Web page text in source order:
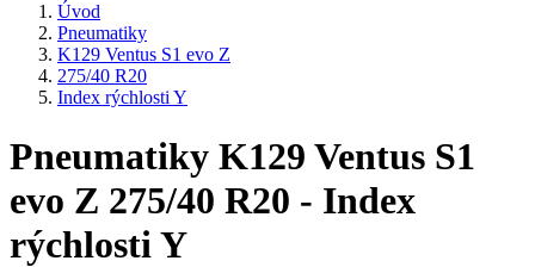
Úvod
Pneumatiky
K129 Ventus S1 evo Z
275/40 R20
Index rýchlosti Y
Pneumatiky K129 Ventus S1
evo Z 275/40 R20 - Index
rýchlosti Y